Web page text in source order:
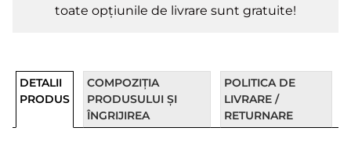
toate opțiunile de livrare sunt gratuite!
DETALII
PRODUS
COMPOZIȚIA
PRODUSULUI ȘI
ÎNGRIJIREA
POLITICA DE
LIVRARE /
RETURNARE